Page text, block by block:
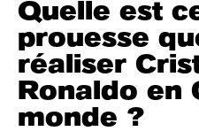
m
i
s
g
Quelle est
prouesse
réaliser
Ronaldo en
monde ?